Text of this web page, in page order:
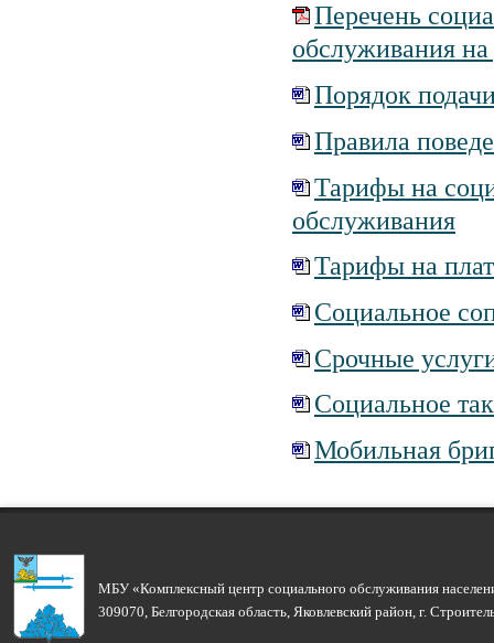
Перечень
обслуживания
Порядок
Правила
Тарифы на
обслуживания
Тарифы на
Социальное
Срочные
Социальное
Мобильная
МБУ «Комплексный центр социального обслуживания
309070, Белгородская область, Яковлевский район, г.